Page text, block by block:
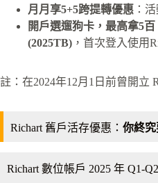
月月享5+5跨提轉優惠 ：
開戶選遛狗卡，最高拿5百
(2025TB) ，首次登入使用
註：在2024年12月1日前曾開立
Richart 舊戶活存優惠： 你終
Richart 數位帳戶 2025 年 Q1-